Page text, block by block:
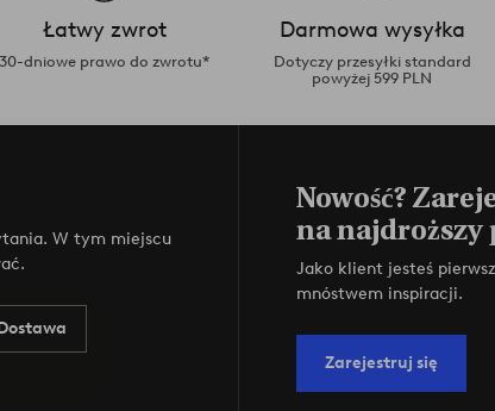
Łatwy zwrot
30-dniowe prawo do zwrotu*
Darmowa wysyłka
Dotyczy przesyłki standard
powyżej 599 PLN
W tym miejscu
Nowość?
na
Jako klient jesteś
mnóstwem inspiracji.
Zarejestruj się